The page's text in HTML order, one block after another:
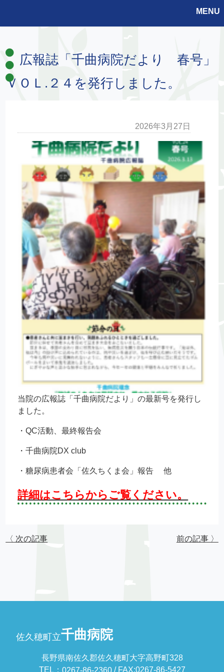
MENU
広報誌「千曲病院だより 春号」
ＶＯＬ.２４を発行しました。
2026年3月27日
当院の広報誌「千曲病院だより」の最新号を発行し
ました。
・QC活動、最終報告会
・千曲病院DX club
・糖尿病患者会「佐久ちくま会」報告 他
詳細はこちらからご覧ください。
〈 次の記事 前の記事 〉
佐久穂町立千曲病院
長野県南佐久郡佐久穂町大字高野町328
TEL： 0267-86-2360/ FAX:0267-86-5427